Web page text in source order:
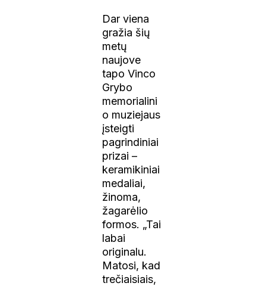
Dar viena
gražia šių
metų
naujove
tapo Vinco
Grybo
memorialini
o muziejaus
įsteigti
pagrindiniai
prizai –
keramikiniai
medaliai,
žinoma,
žagarėlio
formos. „Tai
labai
originalu.
Matosi, kad
trečiaisiais,